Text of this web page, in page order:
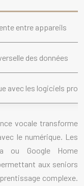
entre appareils
des données
avec les logiciels
vocale transforme
le numérique. Les
ou Google Home
aux seniors
complexe.